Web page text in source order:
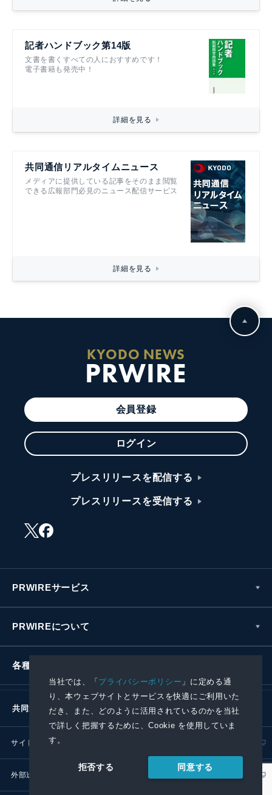
当社では、「プライバシーポリシー 」に定める通
り、本ウェブサイトとサービスを快適にご利用いた
だき、また、どのように活用されているのかを当社
で詳しく把握するために、Cookie を使用していま
す。
拒否する 同意する
記者ハンドブック第14版
文書を書くすべての人におすすめです！
電子書籍も発売中！
詳細を見る
共同通信リアルタイムニュース
メディアに提供している記事をそのまま閲覧
できる広報部門必見のニュース配信サービス
詳細を見る
KYODO NEWS
PRWIRE
会員登録
ログイン
プレスリリースを配信する
プレスリリースを受信する
PRWIREサービス
PRWIREについて
各種お問い合わせ
共同通信社グループ
サイトポリシー
外部送信ポリシー